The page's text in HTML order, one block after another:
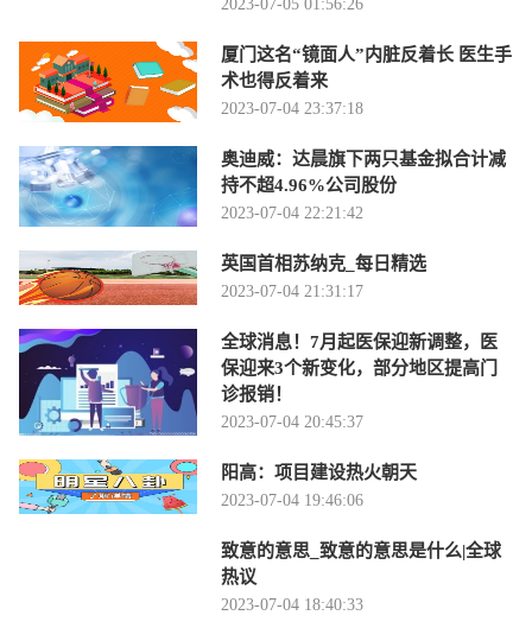
2023-07-05 01:56:26
厦门这名“镜面人”内脏反着长 医生手
术也得反着来
2023-07-04 23:37:18
奥迪威：达晨旗下两只基金拟合计减
持不超4.96%公司股份
2023-07-04 22:21:42
英国首相苏纳克_每日精选
2023-07-04 21:31:17
全球消息！7月起医保迎新调整，医
保迎来3个新变化，部分地区提高门
诊报销！
2023-07-04 20:45:37
阳高：项目建设热火朝天
2023-07-04 19:46:06
致意的意思_致意的意思是什么|全球
热议
2023-07-04 18:40:33